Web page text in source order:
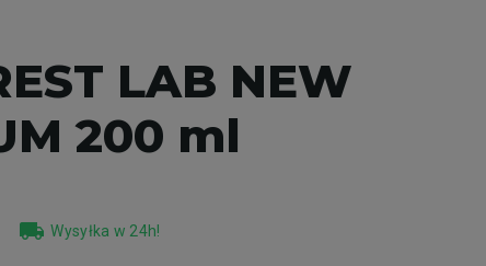
LAB NEW
200 ml
local_shipping Wysyłka w 24h!